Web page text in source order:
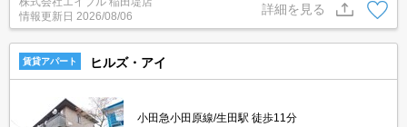
カード払い可（ポイント還元あり）。スーパーへ450m。
情報更新日 2026/08/06
詳細を見る
賃貸アパート ヒルズ・アイ
小田急小田原線/生田駅 徒歩11分